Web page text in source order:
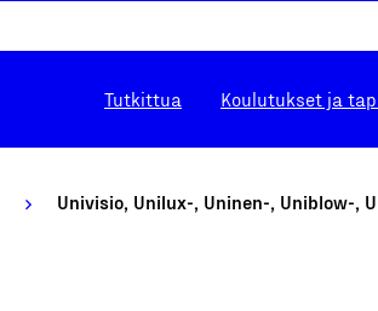
Tutkittua Koulutukset ja
Univisio, Unilux-, Uninen-, Uniblow-,